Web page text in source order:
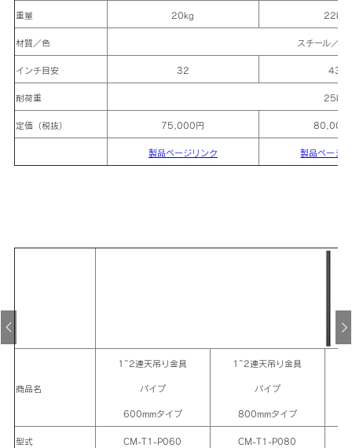
重量 20kg 22kg
材質／色 スチール／ブ
インチ目安 32 43
耐荷重 25kg
定価（税抜） 75,000円 80,000
製品ページリンク 製品ページ
商品名
1~2連天吊り金具
パイプ
600mmタイプ
1~2連天吊り金具
パイプ
800mmタイプ
型式 CM-T1-P060 CM-T1-P080